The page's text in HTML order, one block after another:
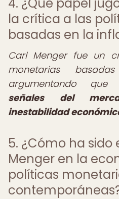
la crítica a las
basadas en la
Carl Menger fue un
monetarias
argumentando que
señales del
inestabilidad
5. ¿Cómo ha sido
Menger en la
políticas